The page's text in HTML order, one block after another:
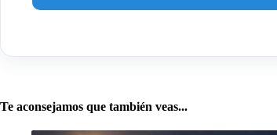
Te aconsejamos que también veas...